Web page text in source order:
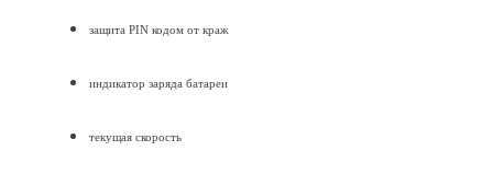
защита PIN кодом от краж
индикатор заряда батареи
текущая скорость